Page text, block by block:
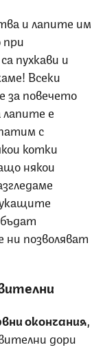
и лапите им
при
пухкави и
Всеки
за повечето
лапите е
с
котки
някои
ни позволяват
окончания
дори